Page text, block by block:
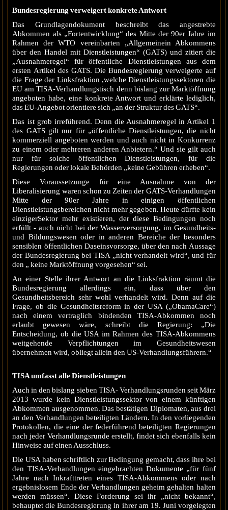
Bundesregierung verweigert konkrete Antwort
Das Grundlagendokument beschreibt das angestrebte
Abkommen als „Fortentwicklung“ des Mitte der 90er Jahre im
Rahmen der WTO vereinbarten „Allgemeinein Abkommens
über den Handel mit Dienstleistungen“ (GATS) und zitiert die
„Ausnahmeregel“ für öffentliche Dienstleistungen aus dem
ersten Artikel des GATS. Die Bundesregierung verweigerte auf
die Frage der Linksfraktion ,welche Dienstleistungssektoren die
EU am TISA-Verhandlungstisch denn bislang zur Marktöffnung
angeboten habe, eine konkrete Antwort und erklärte lediglich,
das EU-Angebot orientiere sich „an der Struktur des GATS“.
Das ist grob irreführend. Denn die Ausnahmeregel in Artikel 1
des GATS gilt nur für „öffentliche Dienstleistungen, die nicht
kommerziell angeboten werden und auch nicht in Konkurrenz
zu einem oder mehreren anderen Anbietern.“ Und sie gilt auch
nur für solche öffentlichen Dienstleistungen, für die
Regierungen oder lokale Behörden „keine Gebühren erheben“.
Diese Voraussetzunge für eine Ausnahme von der
Liberalisierung waren schon zu Zeiten der GATS-Verhandlungen
Mitte der 90er Jahre in einigen öffentlichen
Dienstleistungsbereichen nicht mehr gegeben. Heute dürfte kein
einzigerSektor mehr existieren, der diese Bedingungen noch
erfüllt - auch nicht bei der Wasserversorgung, im Gesundheits-
und Bildungswesen oder in anderen Bereiche der besonders
sensiblen öffentlichen Daseinsvorsorge, über den nach Aussage
der Bundesregierung bei TISA „nicht verhandelt wird“, und für
den „ keine Marktöffnung vorgesehen“ sei.
An einer Stelle ihrer Antwort an die Linksfraktion räumt die
Bundesregierung allerdings ein, dass über den
Gesundheitsbereich sehr wohl verhandelt wird. Denn auf die
Frage, ob die Gesundheitsreform in der USA („ObamaCare“)
nach einem vertraglich bindenden TISA-Abkommen noch
erlaubt gewesen wäre, schreibt die Regierung: „Die
Entscheidung, ob die USA im Rahmen des TISA-Abkommens
weitgehende Verpflichtungen im Gesundheitswesen
übernehmen wird, obliegt allein den US-Verhandlungsführern.“
TISA umfasst alle Dienstleistungen
Auch in den bislang sieben TISA- Verhandlungsrunden seit März
2013 wurde kein Dienstleistungssektor von einem künftigen
Abkommen ausgenommen. Das bestätigen Diplomaten, aus drei
an den Verhandlungen beteiligten Ländern. In den vorliegenden
Protokollen, die eine der federführend beteiligten Regierungen
nach jeder Verhandlungsrunde erstellt, findet sich ebenfalls kein
Hinweise auf einen Ausschluss.
Die USA haben schriftlich zur Bedingung gemacht, dass ihre bei
den TISA-Verhandlungen eingebrachten Dokumente „für fünf
Jahre nach Inkrafttreten eines TISA-Abkommens oder nach
ergebnislosem Ende der Verhandlungen geheim gehalten halten
werden müssen“. Diese Forderung sei ihr „nicht bekannt“,
behauptet die Bundesregierung in ihrer am 19. Juni vorgelegten